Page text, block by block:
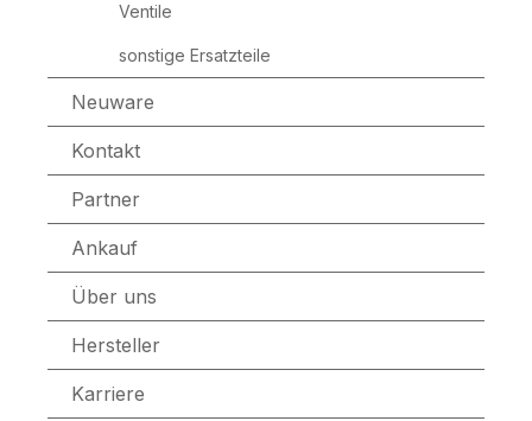
Ventile
sonstige Ersatzteile
Neuware
Kontakt
Partner
Ankauf
Über uns
Hersteller
Karriere